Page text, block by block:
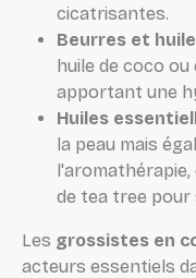
cicatrisantes.
Beurres et
huile de coco
apportant une
Huiles
la peau mais
l'aromathérapie,
de tea tree
Les grossistes en
acteurs essentiels